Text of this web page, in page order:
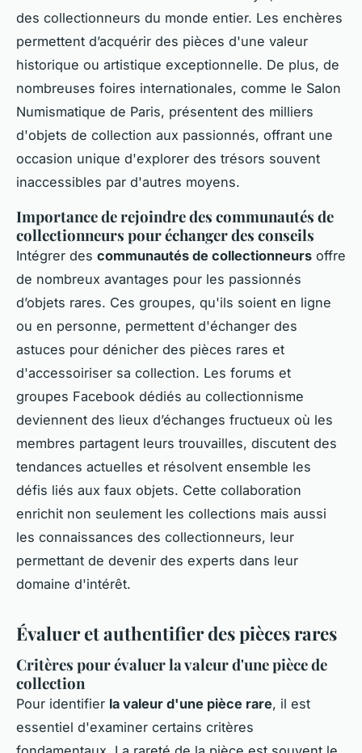
des collectionneurs du monde entier. Les enchères
permettent d’acquérir des pièces d'une valeur
historique ou artistique exceptionnelle. De plus, de
nombreuses foires internationales, comme le Salon
Numismatique de Paris, présentent des milliers
d'objets de collection aux passionnés, offrant une
occasion unique d'explorer des trésors souvent
inaccessibles par d'autres moyens.
Importance de rejoindre des communautés de
collectionneurs pour échanger des conseils
Intégrer des communautés de collectionneurs offre
de nombreux avantages pour les passionnés
d’objets rares. Ces groupes, qu'ils soient en ligne
ou en personne, permettent d'échanger des
astuces pour dénicher des pièces rares et
d'accessoiriser sa collection. Les forums et
groupes Facebook dédiés au collectionnisme
deviennent des lieux d’échanges fructueux où les
membres partagent leurs trouvailles, discutent des
tendances actuelles et résolvent ensemble les
défis liés aux faux objets. Cette collaboration
enrichit non seulement les collections mais aussi
les connaissances des collectionneurs, leur
permettant de devenir des experts dans leur
domaine d'intérêt.
Évaluer et authentifier des pièces rares
Critères pour évaluer la valeur d'une pièce de
collection
Pour identifier la valeur d'une pièce rare, il est
essentiel d'examiner certains critères